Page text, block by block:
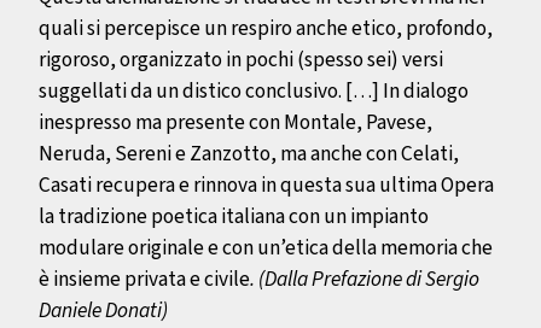
quali si percepisce un respiro anche etico, profondo,
rigoroso, organizzato in pochi (spesso sei) versi
suggellati da un distico conclusivo. […] In dialogo
inespresso mapresente con Montale, Pavese,
Neruda, Sereni e Zanzotto, maanche con Celati,
Casati recupera e rinnova in questa sua ultima Opera
la tradizione poetica italiana con un impianto
modulare originale e con un’etica della memoria che
è insiemeprivata e civile. (Dalla Prefazione di Sergio
Daniele Donati)